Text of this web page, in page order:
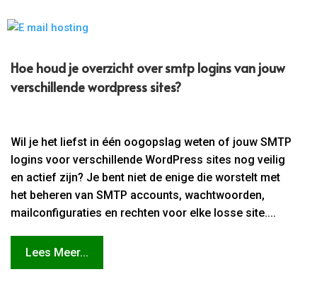
Hoe houd je overzicht over smtp logins van jouw
verschillende wordpress sites?
Wil je het liefst in één oogopslag weten of jouw SMTP
logins voor verschillende WordPress sites nog veilig
en actief zijn? Je bent niet de enige die worstelt met
het beheren van SMTP accounts, wachtwoorden,
mailconfiguraties en rechten voor elke losse site....
Lees Meer...